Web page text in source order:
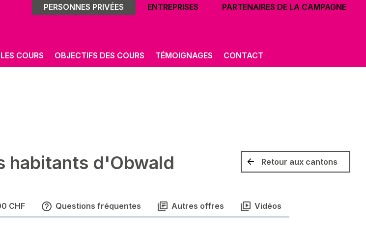
PERSONNES PRIVÉES ENTREPRISES PARTENAIRES DE LA CAMPAGNE
COURS OBJECTIFS DES COURS TÉMOIGNAGES CONTACT
habitants d'Obwald Retour aux cantons
CHF Questions fréquentes Autres offres Vidéos